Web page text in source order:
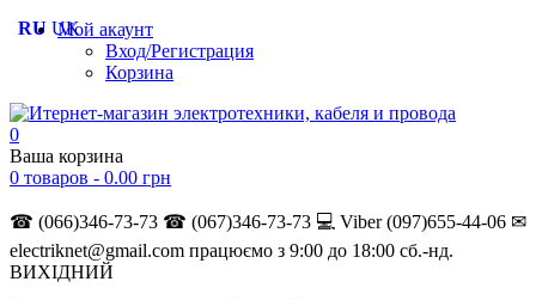
Мой акаунт
Вход/Регистрация
Корзина
0
Ваша корзина
0 товаров - 0.00 грн
☎ (066)346-73-73 ☎ (067)346-73-73 💻 Viber (097)655-44-06 ✉
electriknet@gmail.com працюємо з 9:00 до 18:00 сб.-нд.
ВИХІДНИЙ
RU UK